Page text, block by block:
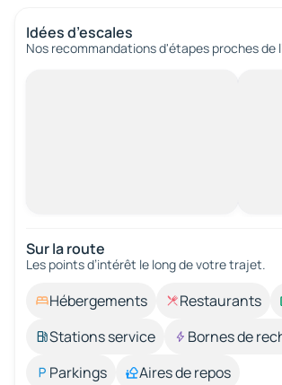
Idées d’escales
Nos recommandations d'étapes proches de
Sur la route
Les points d’intérêt le long de votre trajet.
Hébergements Restaurants
Stations service
Bornes de
Parkings
Aires de repos